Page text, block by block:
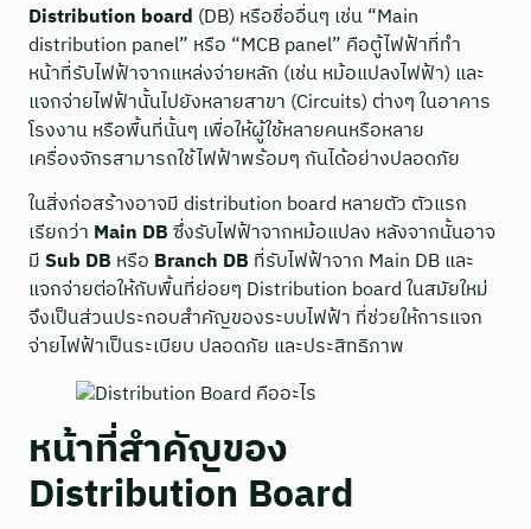
Distribution board (DB) หรือชื่ออื่นๆ เช่น “Main
distribution panel” หรือ “MCB panel” คือตู้ไฟฟ้าที่ทำ
หน้าที่รับไฟฟ้าจากแหล่งจ่ายหลัก (เช่น หม้อแปลงไฟฟ้า) และ
แจกจ่ายไฟฟ้านั้นไปยังหลายสาขา (Circuits) ต่างๆ ในอาคาร
โรงงาน หรือพื้นที่นั้นๆ เพื่อให้ผู้ใช้หลายคนหรือหลาย
เครื่องจักรสามารถใช้ไฟฟ้าพร้อมๆ กันได้อย่างปลอดภัย
ในสิ่งก่อสร้างอาจมี distribution board หลายตัว ตัวแรก
เรียกว่า Main DBซึ่งรับไฟฟ้าจากหม้อแปลง หลังจากนั้นอาจ
มีSub DB หรือ Branch DB ที่รับไฟฟ้าจาก Main DB และ
แจกจ่ายต่อให้กับพื้นที่ย่อยๆ Distribution board ในสมัยใหม่
จึงเป็นส่วนประกอบสำคัญของระบบไฟฟ้า ที่ช่วยให้การแจก
จ่ายไฟฟ้าเป็นระเบียบ ปลอดภัย และประสิทธิภาพ
หน้าที่สำคัญของ
Distribution Board